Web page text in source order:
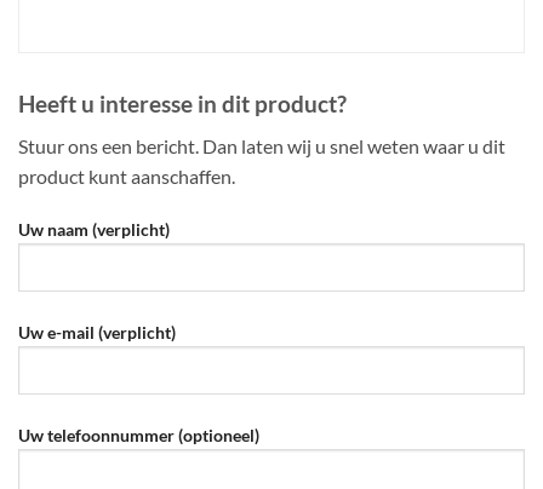
Heeft u interesse in dit product?
Stuur ons een bericht. Dan laten wij u snel weten waar u dit
product kunt aanschaffen.
Uw naam (verplicht)
Uw e-mail (verplicht)
Uw telefoonnummer (optioneel)